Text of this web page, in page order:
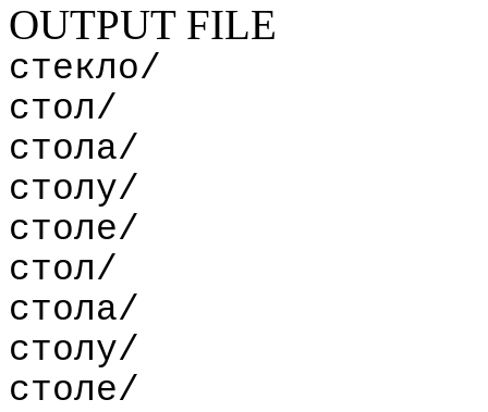
OUTPUT FILE
стекло/
стол/
стола/
столу/
столе/
стол/
стола/
столу/
столе/